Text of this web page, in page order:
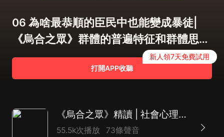
06 為啥最恭順的臣民中也能變成暴徒|
《烏合之眾》群體的普遍特征和群體思維
（一）
打開APP收聽
新人領7天免費試用
《烏合之眾》精讀 | 社會心理學暢銷榜TOP1（全新修訂版）
55.5k次播放 73條聲音